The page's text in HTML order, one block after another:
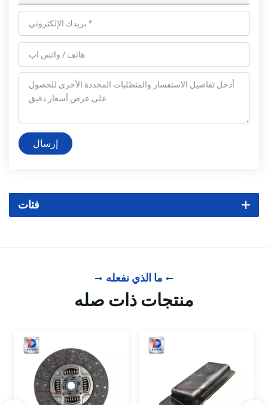
إرسال
فئات
ما الذي نفعله
منتجات ذات صله